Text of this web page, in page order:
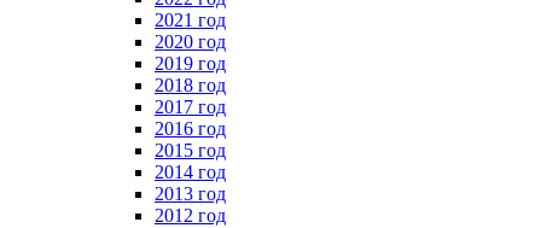
2021 год
2020 год
2019 год
2018 год
2017 год
2016 год
2015 год
2014 год
2013 год
2012 год